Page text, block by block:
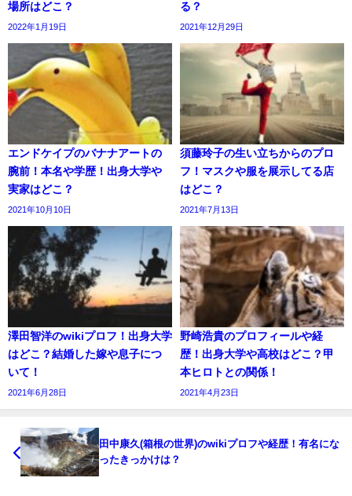
場所はどこ？
2022年1月19日
る？
2021年12月29日
エンドケイプのバナナアートの
腕前！本名や学歴！出身大学や
実家はどこ？
2021年10月10日
須藤玲子の生い立ちからのプロ
フ！マスクや服を展示してる店
はどこ？
2021年7月13日
澤田智洋のwikiプロフ！出身大学
はどこ？結婚した嫁や息子につ
いて！
2021年6月28日
野崎浩貴のプロフィールや経
歴！出身大学や高校はどこ？甲
本ヒロトとの関係！
2021年4月23日
田中康久(箱根の世界)のwikiプロフや経歴！有名にな
ったきっかけは？